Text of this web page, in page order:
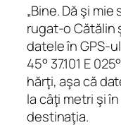
„Bine. Dă şi
rugat-o Cătălin
datele în GPS-
45° 37.101 E
hărţi, aşa că
la câţi metri şi
destinaţia.